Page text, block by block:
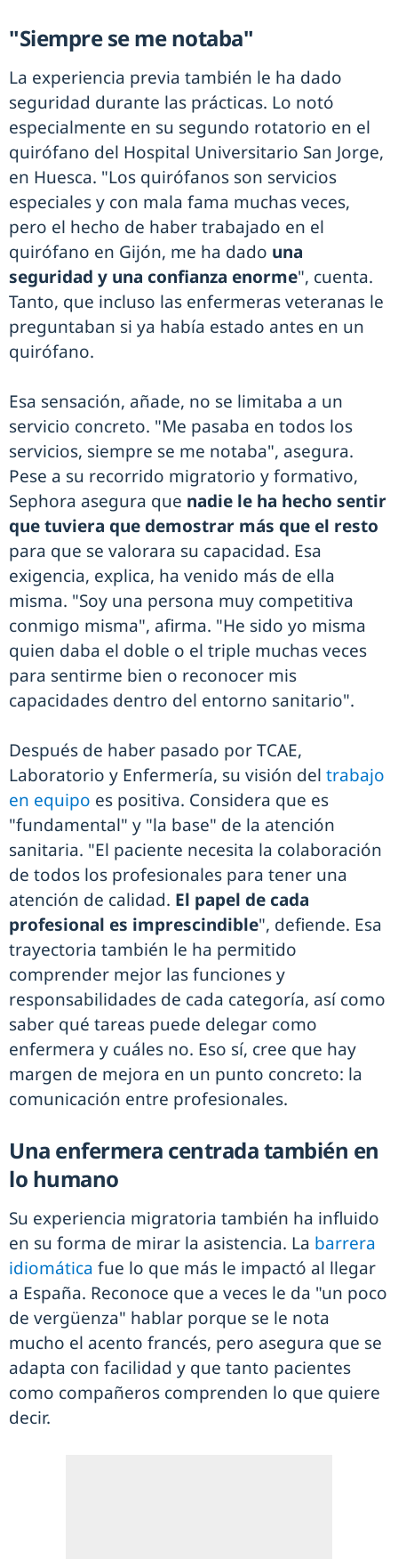
"Siempre se me notaba"
La experiencia previa también le ha dado
seguridad durante las prácticas. Lo notó
especialmente en su segundo rotatorio en el
quirófano del Hospital Universitario San Jorge,
en Huesca. "Los quirófanos son servicios
especiales y con mala fama muchas veces,
pero el hecho de haber trabajado en el
quirófano en Gijón, me ha dado una
seguridad y una confianza enorme", cuenta.
Tanto, que incluso las enfermeras veteranas le
preguntaban si ya había estado antes en un
quirófano.
Esa sensación, añade, no se limitaba a un
servicio concreto. "Me pasaba en todos los
servicios, siempre se me notaba", asegura.
Pese a su recorrido migratorio y formativo,
Sephora asegura que nadie le ha hecho sentir
que tuviera que demostrar más que el resto
para que se valorara su capacidad. Esa
exigencia, explica, ha venido más de ella
misma. "Soy una persona muy competitiva
conmigo misma", afirma. "He sido yo misma
quien daba el doble o el triple muchas veces
para sentirme bien o reconocer mis
capacidades dentro del entorno sanitario".
Después de haber pasado por TCAE,
Laboratorio y Enfermería, su visión del trabajo
en equipo es positiva. Considera que es
"fundamental" y "la base" de la atención
sanitaria. "El paciente necesita la colaboración
de todos los profesionales para tener una
atención de calidad. El papel de cada
profesional es imprescindible", defiende. Esa
trayectoria también le ha permitido
comprender mejor las funciones y
responsabilidades de cada categoría, así como
saber qué tareas puede delegar como
enfermera y cuáles no. Eso sí, cree que hay
margen de mejora en un punto concreto: la
comunicación entre profesionales.
Una enfermera centrada también en
lo humano
Su experiencia migratoria también ha influido
en su forma de mirar la asistencia. La barrera
idiomática fue lo que más le impactó al llegar
a España. Reconoce que a veces le da "un poco
de vergüenza" hablar porque se le nota
mucho el acento francés, pero asegura que se
adapta con facilidad y que tanto pacientes
como compañeros comprenden lo que quiere
decir.